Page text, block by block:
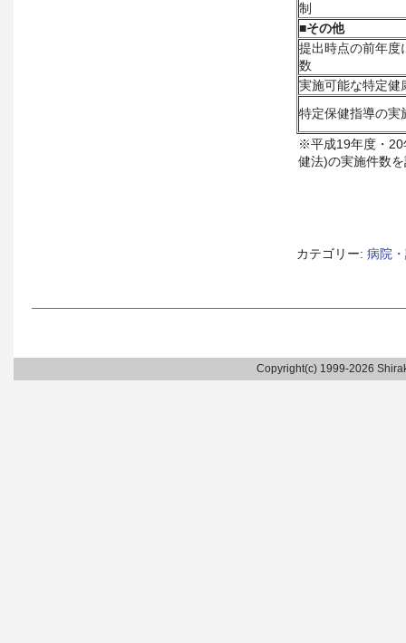
制
■その他
提出時点の前年度
数
実施可能な特定健
特定保健指導の実
※平成19年度・20
健法)の実施件数
カテゴリー: 病院
Copyright(c) 1999-2026